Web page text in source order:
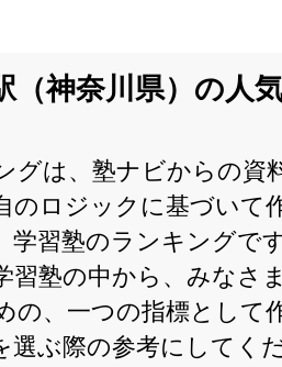
（神奈川県）の人
グは、塾ナビからの資
のロジックに基づいて
学習塾のランキングで
習塾の中から、みなさ
の、一つの指標として
選ぶ際の参考にしてく